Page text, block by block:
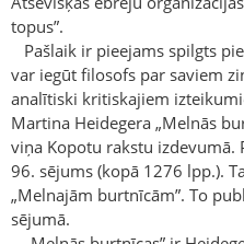
topus”.
Pašlaik ir pieejams spilgts
var iegūt filosofs par saviem
analītiski kritiskajiem
Martina Heidegera „Melnās
viņa Kopotu rakstu izdevumā.
96. sējums (kopā 1276 lpp.).
„Melnajām burtnīcām”. To
sējumā.